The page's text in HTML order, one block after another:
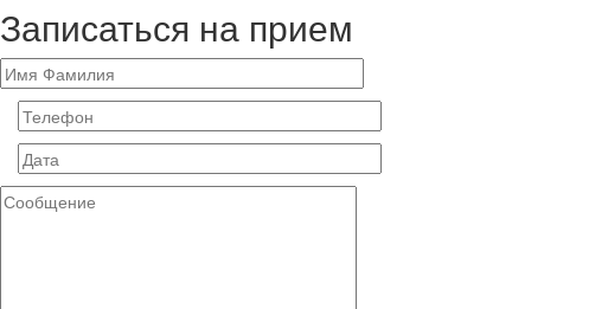
Записаться на прием